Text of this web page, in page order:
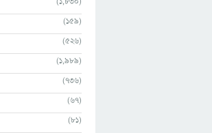
(159)
(526)
(1,989)
(736)
(67)
(81)